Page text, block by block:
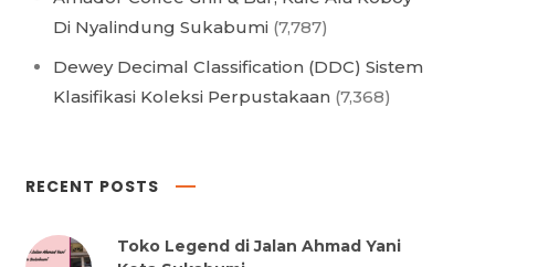
Di Nyalindung Sukabumi (7,787)
Dewey Decimal Classification (DDC) Sistem
Klasifikasi Koleksi Perpustakaan (7,368)
RECENT POSTS
Toko Legend di Jalan Ahmad Yani